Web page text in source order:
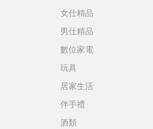
女仕精品
男仕精品
數位家電
玩具
居家生活
伴手禮
酒類